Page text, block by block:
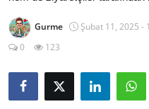
Kalori & Diyet Rehberi
Mutfak Püf Noktaları &
Mekan & Lezzet Rotaları
Temel Gıda ve Ürün
Gurme Şubat 11, 2025 -
0
123